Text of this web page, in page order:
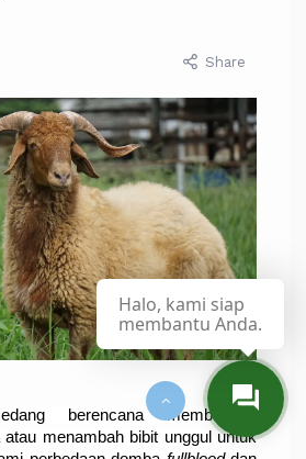
Share
berencana membangun
menambah bibit unggul untuk
Halo, kami siap
membantu Anda.